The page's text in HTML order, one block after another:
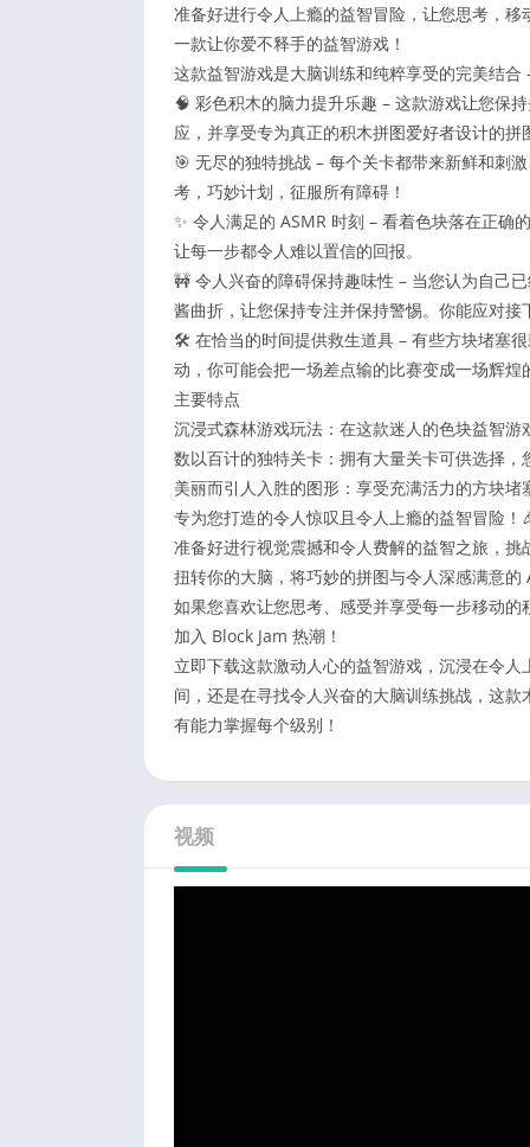
准备好进行令人上瘾的益智冒险，让您思考，移
一款让你爱不释手的益智游戏！
这款益智游戏是大脑训练和纯粹享受的完美结
🧠 彩色积木的脑力提升乐趣 – 这款游戏让您保
应，并享受专为真正的积木拼图爱好者设计的拼
🎯 无尽的独特挑战 – 每个关卡都带来新鲜和刺
考，巧妙计划，征服所有障碍！
✨ 令人满足的 ASMR 时刻 – 看着色块落在正确
让每一步都令人难以置信的回报。
🚧 令人兴奋的障碍保持趣味性 – 当您认为自己
酱曲折，让您保持专注并保持警惕。你能应对接
🛠 在恰当的时间提供救生道具 – 有些方块堵塞
动，你可能会把一场差点输的比赛变成一场辉
主要特点
沉浸式森林游戏玩法：在这款迷人的色块益智
数以百计的独特关卡：拥有大量关卡可供选择
美丽而引人入胜的图形：享受充满活力的方块
专为您打造的令人惊叹且令人上瘾的益智冒险！
准备好进行视觉震撼和令人费解的益智之旅，
扭转你的大脑，将巧妙的拼图与令人深感满意的
如果您喜欢让您思考、感受并享受每一步移动
加入 Block Jam 热潮！
立即下载这款激动人心的益智游戏，沉浸在令
间，还是在寻找令人兴奋的大脑训练挑战，这
有能力掌握每个级别！
视频